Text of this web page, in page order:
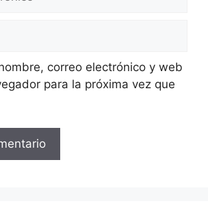
correo electrónico y web
para la próxima vez que